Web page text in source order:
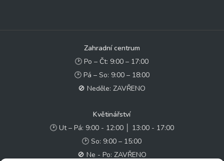
Zahradní centrum
🕑 Po – Čt: 9:00 – 17:00
🕑 Pá – So: 9:00 – 18:00
🚫 Neděle: ZAVŘENO
Květinářství
🕑 Ut – Pá: 9:00 - 12:00 │ 13:00 - 17:00
🕑 So: 9:00 – 15:00
🚫 Ne - Po: ZAVŘENO